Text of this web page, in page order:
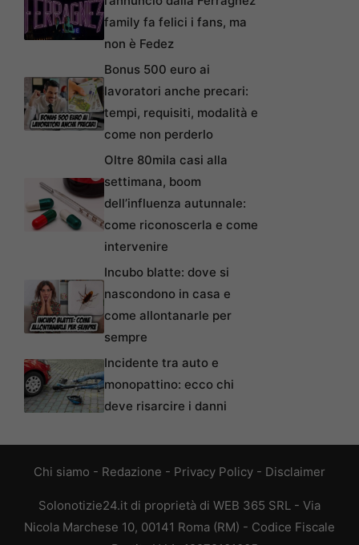
family fa felici i fans, ma
non è Fedez
Bonus 500 euro ai
lavoratori anche precari:
tempi, requisiti, modalità e
come non perderlo
Oltre 80mila casi alla
settimana, boom
dell’influenza autunnale:
come riconoscerla e come
intervenire
Incubo blatte: dove si
nascondono in casa e
come allontanarle per
sempre
Incidente tra auto e
monopattino: ecco chi
deve risarcire i danni
Chi siamo - Redazione - Privacy Policy - Disclaimer
Solonotizie24.it di proprietà di WEB 365 SRL - Via
Nicola Marchese 10, 00141 Roma (RM) - Codice Fiscale